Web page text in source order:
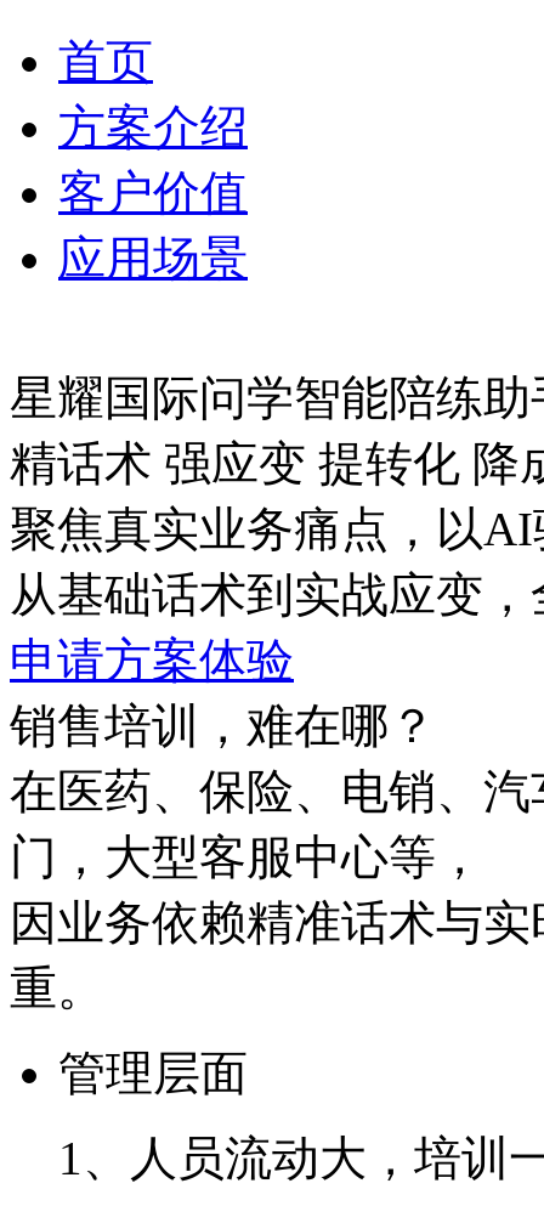
首页
方案介绍
客户价值
应用场景
星耀国际问学智能陪练助
精话术 强应变 提转化 降
聚焦真实业务痛点，以
从基础话术到实战应变
申请方案体验
销售培训，难在哪？
在医药、保险、电销
门，大型客服中心等，
因业务依赖精准话术与实
重。
管理层面
1、人员流动大，培